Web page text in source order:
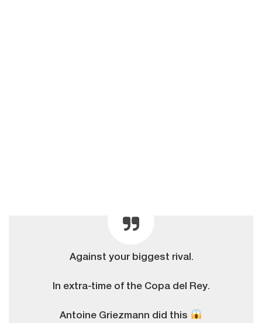
Against your biggest rival.
In extra-time of the Copa del Rey.
Antoine Griezmann did this